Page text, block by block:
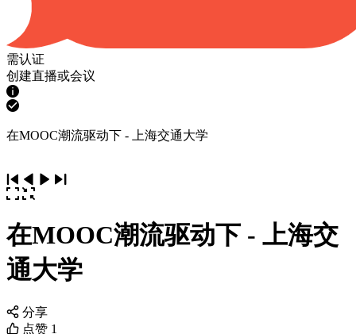
需认证
创建直播或会议
在MOOC潮流驱动下 - 上海交通大学
在MOOC潮流驱动下 - 上海交
通大学
分享
点赞 1